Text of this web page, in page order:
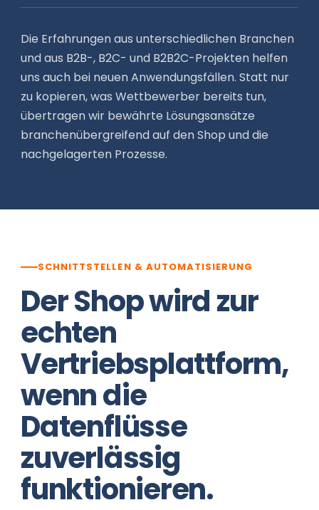
Die Erfahrungen aus unterschiedlichen Branchen
und aus B2B-, B2C- und B2B2C-Projekten helfen
uns auch bei neuen Anwendungsfällen. Statt nur
zu kopieren, was Wettbewerber bereits tun,
übertragen wir bewährte Lösungsansätze
branchenübergreifend auf den Shop und die
nachgelagerten Prozesse.
SCHNITTSTELLEN & AUTOMATISIERUNG
Der Shop wird zur
echten
Vertriebsplattform,
wenn die
Datenflüsse
zuverlässig
funktionieren.